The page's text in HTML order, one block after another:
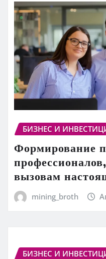
БИЗНЕС И
Формирование
вызовам
mining_broth
БИЗНЕС И